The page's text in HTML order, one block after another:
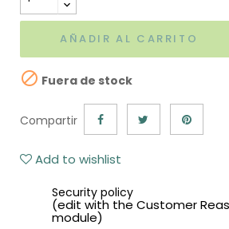
AÑADIR AL CARRITO
 Fuera de stock
Compartir
Add to wishlist
Security policy
(edit with the Customer
module)